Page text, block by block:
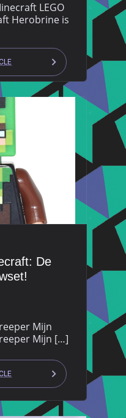
LEGO
Herobrine is
De
Mijn
Mijn […]